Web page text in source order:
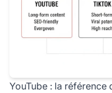
YouTube : la référence